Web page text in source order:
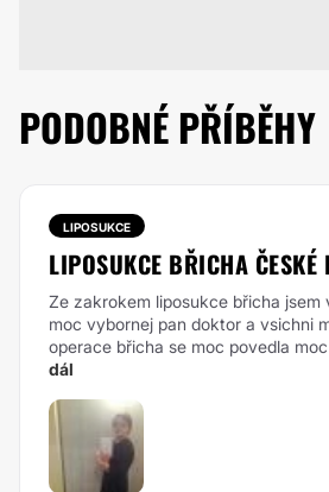
PODOBNÉ PŘÍBĚHY
LIPOSUKCE
LIPOSUKCE BŘICHA ČESKÉ
Ze zakrokem liposukce břicha jsem
moc vybornej pan doktor a vsichni
operace břicha se moc povedla
dál